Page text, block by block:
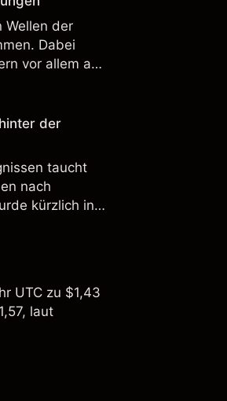
Wellen der
Dabei
vor allem auf
der
taucht
nach
kürzlich in
lässt, ob
UTC zu $1,43
laut